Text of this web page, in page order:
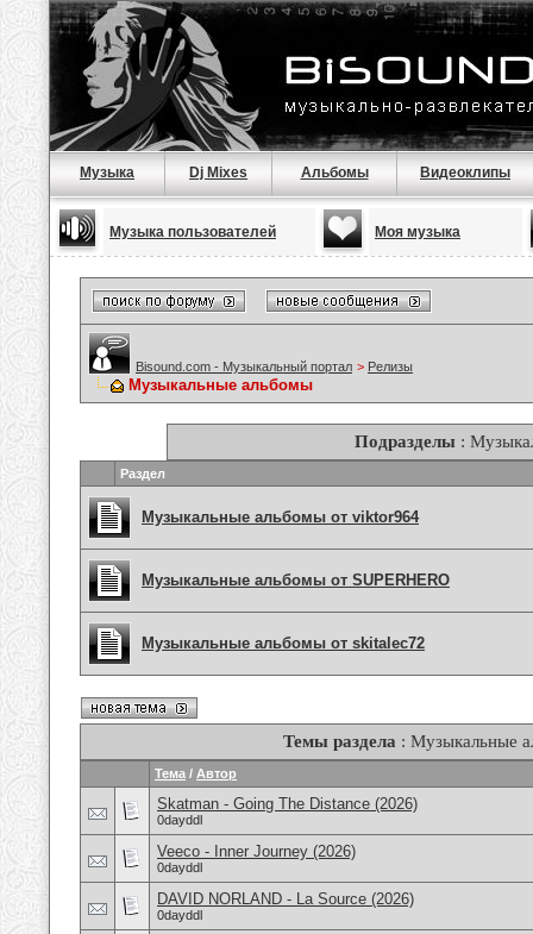
Музыка Dj Mixes Альбомы Видеоклипы
Музыка пользователей Моя музыка
Bisound.com - Музыкальный портал > Релизы
Музыкальные альбомы
Подразделы:
Раздел
Музыкальные альбомы от viktor964
Музыкальные альбомы от SUPERHERO
Музыкальные альбомы от skitalec72
Темы раздела : Музыкальные
Тема / Автор
Skatman - Going The Distance (2026)
0dayddl
Veeco - Inner Journey (2026)
0dayddl
DAVID NORLAND - La Source (2026)
0dayddl